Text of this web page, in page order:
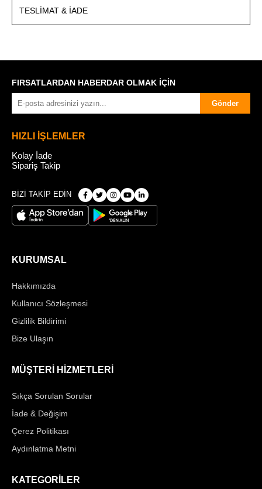
TESLIMAT & İADE
FIRSATLARDAN HABERDAR OLMAK İÇİN
Gönder
HIZLI İŞLEMLER
Kolay İade
Sipariş Takip
BİZİ TAKİP EDİN
KURUMSAL
Hakkımızda
Kullanıcı Sözleşmesi
Gizlilik Bildirimi
Bize Ulaşın
MÜŞTERİ HİZMETLERİ
Sıkça Sorulan Sorular
İade & Değişim
Çerez Politikası
Aydınlatma Metni
KATEGORİLER